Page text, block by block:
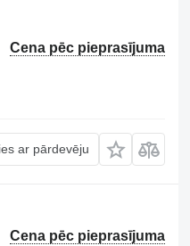
Cena pēc pieprasījuma
ar pārdevēju
Cena pēc pieprasījuma